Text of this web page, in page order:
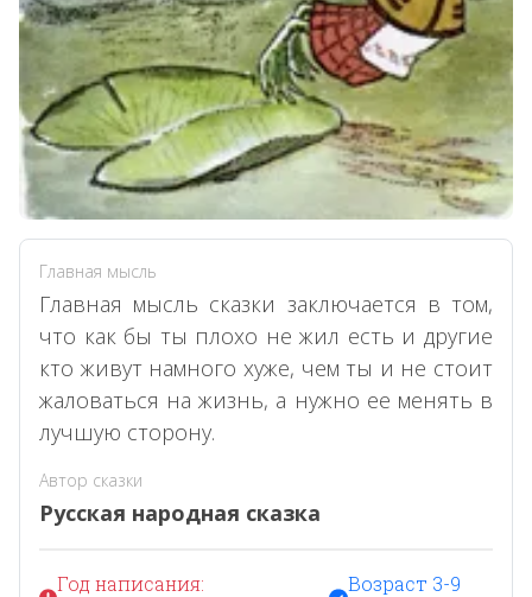
Главная мысль
Главная мысль сказки заключается в том,
что как бы ты плохо не жил есть и другие
кто живут намного хуже, чем ты и не стоит
жаловаться на жизнь, а нужно ее менять в
лучшую сторону.
Автор сказки
Русская народная сказка
Год написания:
Возраст 3-9